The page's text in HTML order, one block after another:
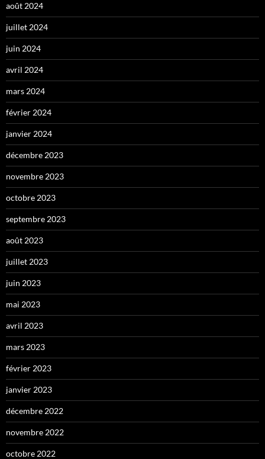
août 2024
juillet 2024
juin 2024
avril 2024
mars 2024
février 2024
janvier 2024
décembre 2023
novembre 2023
octobre 2023
septembre 2023
août 2023
juillet 2023
juin 2023
mai 2023
avril 2023
mars 2023
février 2023
janvier 2023
décembre 2022
novembre 2022
octobre 2022